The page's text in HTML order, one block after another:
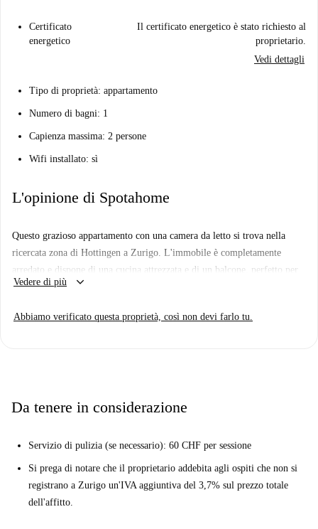
Certificato
energetico
Il certificato energetico è stato richiesto al
proprietario.
Vedi dettagli
Tipo di proprietà: appartamento
Numero di bagni: 1
Capienza massima: 2 persone
Wifi installato: sì
L'opinione di Spotahome
Questo grazioso appartamento con una camera da letto si trova nella
ricercata zona di Hottingen a Zurigo. L'immobile è completamente
arredato e dispone di una cucina attrezzata e di un balcone, perfetto per
momenti di relax. Spotahome ha verificato personalmente questo
professionisti e accetta animali domestici con determinate restrizioni.
Merkurplatz e altri importanti punti di riferimento, sono raggiungibili a
Vedere di più keyboard_arrow_down
Abbiamo verificato questa proprietà, così non devi farlo tu.
Da tenere in considerazione
Servizio di pulizia (se necessario): 60 CHF per sessione
Si prega di notare che il proprietario addebita agli ospiti che non si
registrano a Zurigo un'IVA aggiuntiva del 3,7% sul prezzo totale
dell'affitto.